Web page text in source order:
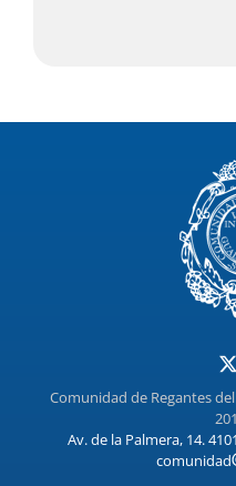
Comunidad de Regantes
Av. de la Palmera, 14.
comunidad